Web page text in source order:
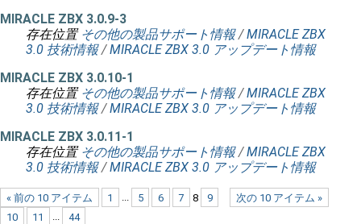
MIRACLE ZBX 3.0.9-3
存在位置 その他の製品サポート情報 /MIRACLE ZBX
3.0 技術情報 /MIRACLE ZBX 3.0 アップデート情報
MIRACLE ZBX 3.0.10-1
存在位置 その他の製品サポート情報 /MIRACLE ZBX
3.0 技術情報 /MIRACLE ZBX 3.0 アップデート情報
MIRACLE ZBX 3.0.11-1
存在位置 その他の製品サポート情報 /MIRACLE ZBX
3.0 技術情報 /MIRACLE ZBX 3.0 アップデート情報
« 前の 10 アイテム 次の 10 アイテム »
1 ... 5 6 7 8
9
10
11 ... 44